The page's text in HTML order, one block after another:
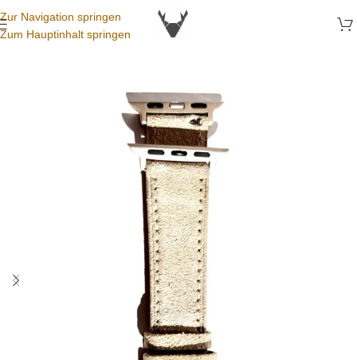
Zur Navigation springen
Zum Hauptinhalt springen